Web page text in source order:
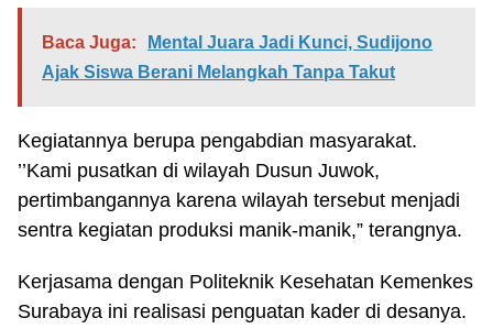
Baca Juga:
Mental Juara Jadi Kunci, Sudijono
Ajak Siswa Berani Melangkah Tanpa Takut
Kegiatannya berupa pengabdian masyarakat.
’’Kami pusatkan di wilayah Dusun Juwok,
pertimbangannya karena wilayah tersebut menjadi
sentra kegiatan produksi manik-manik,” terangnya.
Kerjasama dengan Politeknik Kesehatan Kemenkes
Surabaya ini realisasi penguatan kader di desanya.